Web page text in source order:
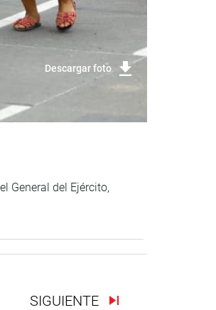
Descargar foto
General del Ejército,
SIGUIENTE